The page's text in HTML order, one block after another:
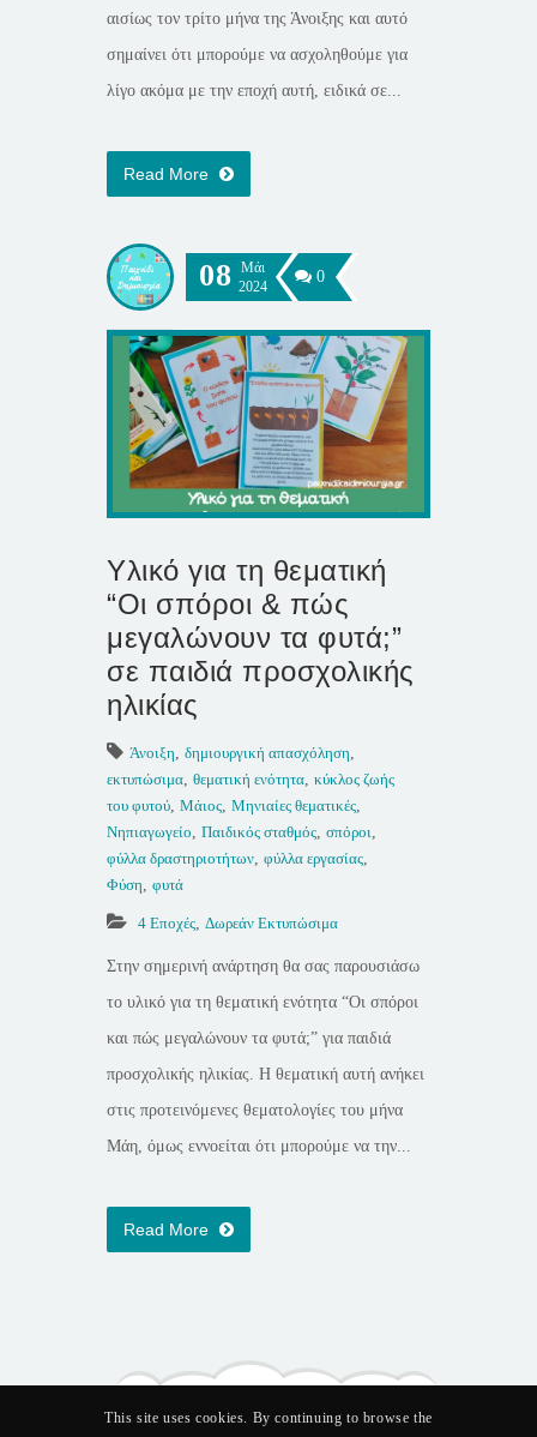
αισίως τον τρίτο μήνα της Άνοιξης και αυτό
σημαίνει ότι μπορούμε να ασχοληθούμε για
λίγο ακόμα με την εποχή αυτή, ειδικά σε...
Read More
08 Μάι
2024
0
Υλικό για τη θεματική
“Οι σπόροι & πώς
μεγαλώνουν τα φυτά;”
σε παιδιά προσχολικής
ηλικίας
Άνοιξη, δημιουργική απασχόληση,
εκτυπώσιμα, θεματική ενότητα, κύκλος ζωής
του φυτού, Μάιος, Μηνιαίες θεματικές,
Νηπιαγωγείο, Παιδικός σταθμός, σπόροι,
φύλλα δραστηριοτήτων, φύλλα εργασίας,
Φύση, φυτά
4 Εποχές, Δωρεάν Εκτυπώσιμα
Στην σημερινή ανάρτηση θα σας παρουσιάσω
το υλικό για τη θεματική ενότητα “Οι σπόροι
και πώς μεγαλώνουν τα φυτά;” για παιδιά
προσχολικής ηλικίας. Η θεματική αυτή ανήκει
στις προτεινόμενες θεματολογίες του μήνα
Μάη, όμως εννοείται ότι μπορούμε να την...
Read More
This site uses cookies. By continuing to browse the